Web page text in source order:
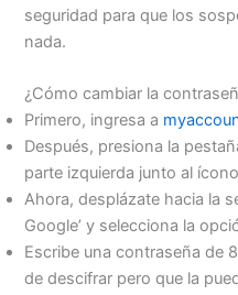
seguridad para que los
nada.
¿Cómo cambiar la
Primero, ingresa a
Después, presiona la
parte izquierda junto al
Ahora, desplázate hacia la
Google’ y selecciona la
Escribe una contraseña de
de descifrar pero que la